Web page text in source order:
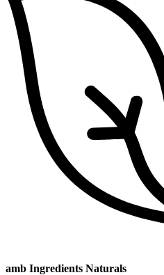
amb Ingredients Naturals